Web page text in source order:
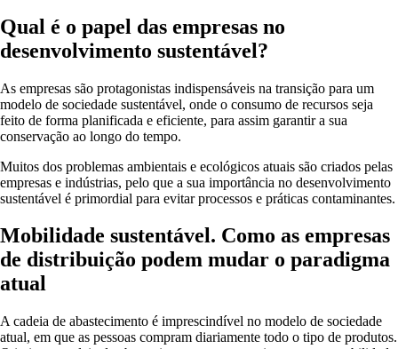
Qual é o papel das empresas no
desenvolvimento sustentável?
As empresas são protagonistas indispensáveis na transição para um
modelo de sociedade sustentável, onde o consumo de recursos seja
feito de forma planificada e eficiente, para assim garantir a sua
conservação ao longo do tempo.
Muitos dos problemas ambientais e ecológicos atuais são criados pelas
empresas e indústrias, pelo que a sua importância no desenvolvimento
sustentável é primordial para evitar processos e práticas contaminantes.
Mobilidade sustentável. Como as empresas
de distribuição podem mudar o paradigma
atual
A cadeia de abastecimento é imprescindível no modelo de sociedade
atual, em que as pessoas compram diariamente todo o tipo de produtos.